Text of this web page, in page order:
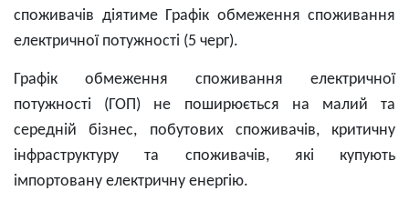
споживачів діятиме Графік обмеження споживання
електричної потужності (5 черг).
Графік обмеження споживання електричної
потужності (ГОП) не поширюється на малий та
середній бізнес, побутових споживачів, критичну
інфраструктуру та споживачів, які купують
імпортовану електричну енергію.